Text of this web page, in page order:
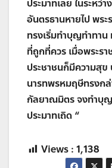
ประมาทเลย ในระหว่
อันตรธานหายไป พร
ทรงเริ่มทำบุญทำทาน
ที่ถูกที่ควร เมื่อพระร
ประชาชนก็มีความสุ
นารทพรหมฤษีทรงกล่
กัลยาณมิตร จงทำบุญ
ประมาทเถิด “
Views : 1,138